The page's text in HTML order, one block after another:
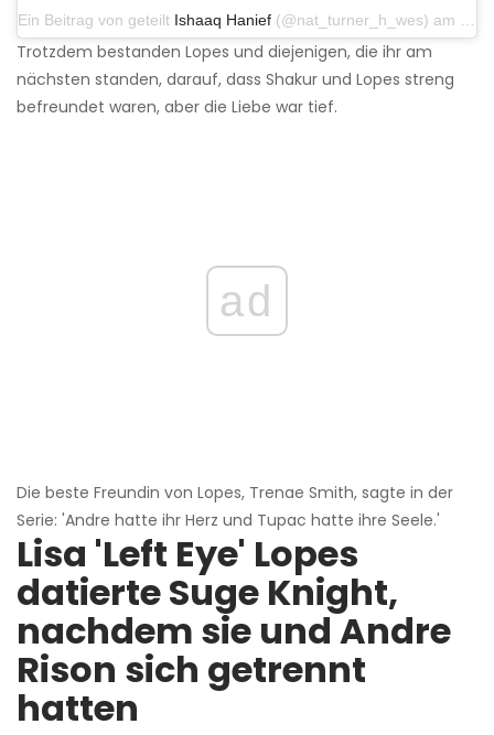
Ein Beitrag von geteilt Ishaaq Hanief (@nat_turner_h_wes) am 23. Juli 2016 um 15:44 Uhr PDT
Trotzdem bestanden Lopes und diejenigen, die ihr am
nächsten standen, darauf, dass Shakur und Lopes streng
befreundet waren, aber die Liebe war tief.
ad
Die beste Freundin von Lopes, Trenae Smith, sagte in der
Serie: 'Andre hatte ihr Herz und Tupac hatte ihre Seele.'
Lisa 'Left Eye' Lopes
datierte Suge Knight,
nachdem sie und Andre
Rison sich getrennt
hatten